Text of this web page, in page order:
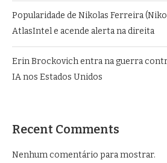
Popularidade de Nikolas Ferreira
AtlasIntel e acende alerta na direita
Erin Brockovich entra na guerra
IA nos Estados Unidos
Recent Comments
Nenhum comentário para mostrar.